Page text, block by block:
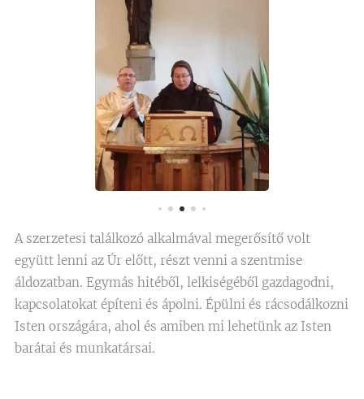
A szerzetesi találkozó alkalmával megerősítő volt
együtt lenni az Úr előtt, részt venni a szentmise
áldozatban. Egymás hitéből, lelkiségéből gazdagodni,
kapcsolatokat építeni és ápolni. Épülni és rácsodálkozni
Isten országára, ahol és amiben mi lehetünk az Isten
barátai és munkatársai.